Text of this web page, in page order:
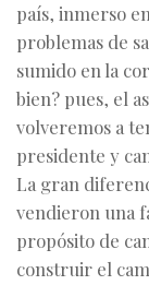
país, inmerso
problemas de
sumido en la
bien? pues, el
volveremos a
presidente y
La gran
vendieron una
propósito de
construir el